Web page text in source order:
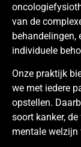
van de
behandelingen,
individuele
Onze praktijk
we met iedere
opstellen.
soort kanker,
mentale welzijn